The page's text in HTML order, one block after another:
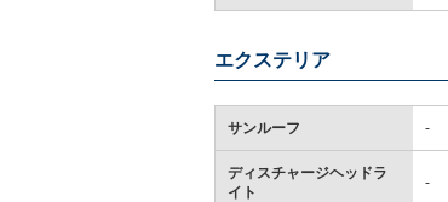
エクステリア
サンルーフ -
ディスチャージヘッドラ
イト
-